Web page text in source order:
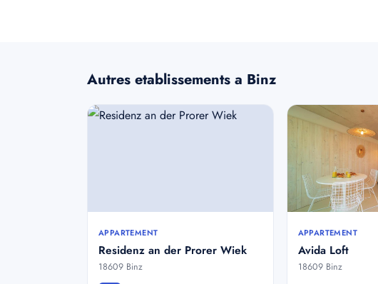
Autres etablissements a Binz
APPARTEMENT
Residenz an der Prorer Wiek
18609 Binz
APPARTEMENT
Avida Loft
18609 Binz